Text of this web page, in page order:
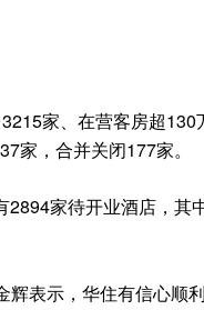
家、在营客房超
家，合并关闭177家。
家待开业酒店，其
表示，华住有信心顺